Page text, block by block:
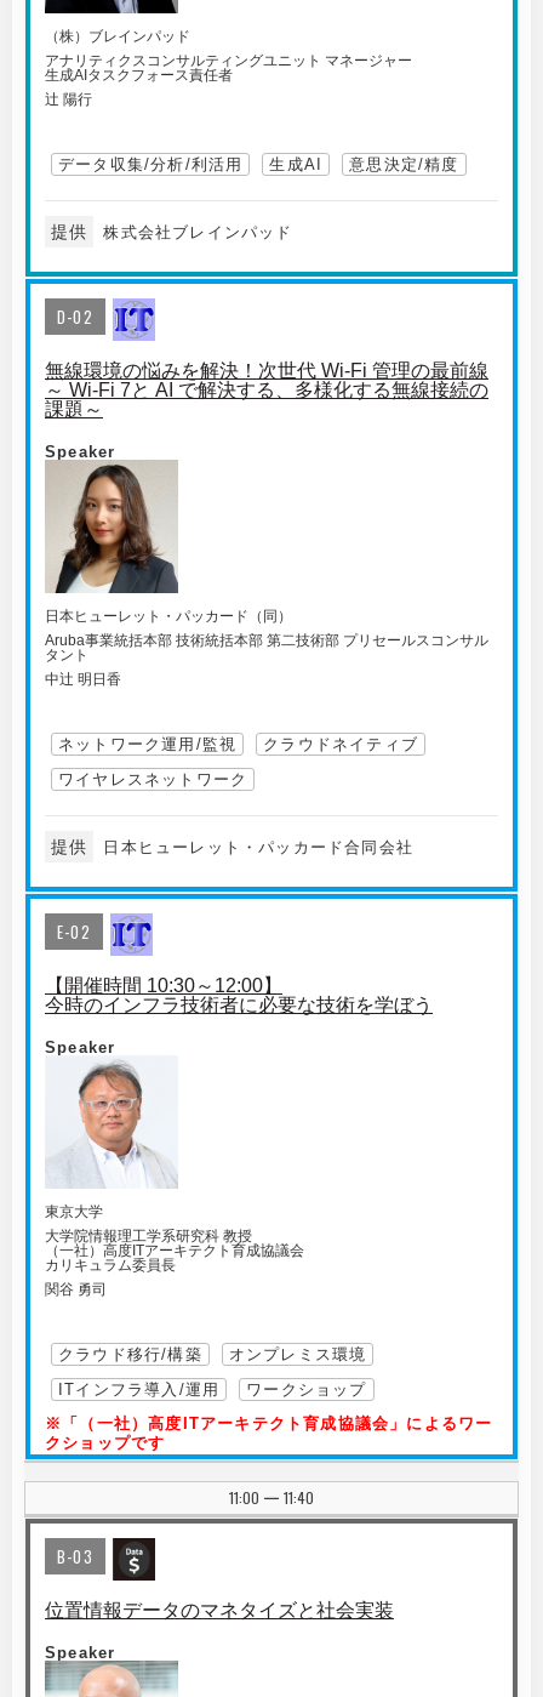
（株）ブレインパッド
アナリティクスコンサルティングユニット マネージャー
生成AIタスクフォース責任者
辻 陽行
データ収集/分析/利活用 生成AI 意思決定/精度
提供 株式会社ブレインパッド
D-02
無線環境の悩みを解決！次世代 Wi-Fi 管理の最前線
～ Wi-Fi 7と AI で解決する、多様化する無線接続の
課題～
Speaker
日本ヒューレット・パッカード（同）
Aruba事業統括本部 技術統括本部 第二技術部 プリセールスコンサル
タント
中辻 明日香
ネットワーク運用/監視
クラウドネイティブ
ワイヤレスネットワーク
提供 日本ヒューレット・パッカード合同会社
E-02
【開催時間 10:30～12:00】
今時のインフラ技術者に必要な技術を学ぼう
Speaker
東京大学
大学院情報理工学系研究科 教授
（一社）高度ITアーキテクト育成協議会
カリキュラム委員長
関谷 勇司
クラウド移行/構築
オンプレミス環境
ITインフラ導入/運用
ワークショップ
※「（一社）高度ITアーキテクト育成協議会」によるワー
クショップです
11:00 | 11:40
B-03
位置情報データのマネタイズと社会実装
Speaker